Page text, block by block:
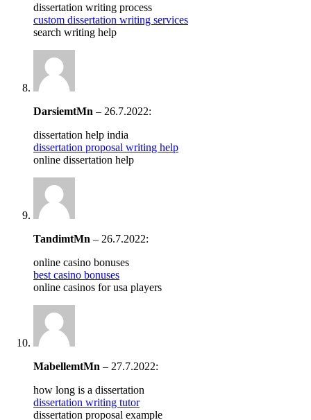
dissertation writing process
custom dissertation writing services
search writing help
DarsiemtMn – 26.7.2022:
dissertation help india
dissertation proposal writing help
online dissertation help
TandimtMn – 26.7.2022:
online casino bonuses
best casino bonuses
online casinos for usa players
MabellemtMn – 27.7.2022:
how long is a dissertation
dissertation writing tutor
dissertation proposal example